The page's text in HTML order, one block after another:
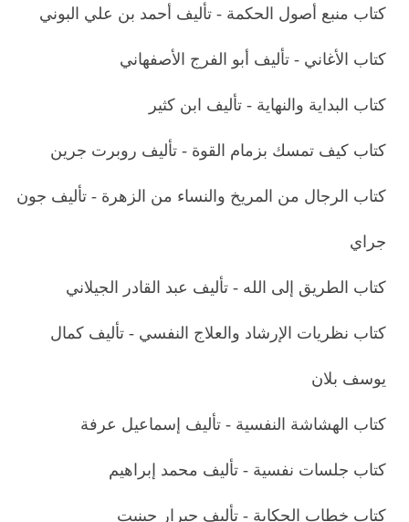
كتاب منبع أصول الحكمة - تأليف أحمد بن علي البوني
كتاب الأغاني - تأليف أبو الفرج الأصفهاني
كتاب البداية والنهاية - تأليف ابن كثير
كتاب كيف تمسك بزمام القوة - تأليف روبرت جرين
كتاب الرجال من المريخ والنساء من الزهرة - تأليف جون
جراي
كتاب الطريق إلى الله - تأليف عبد القادر الجيلاني
كتاب نظريات الإرشاد والعلاج النفسي - تأليف كمال
يوسف بلان
كتاب الهشاشة النفسية - تأليف إسماعيل عرفة
كتاب جلسات نفسية - تأليف محمد إبراهيم
كتاب خطاب الحكاية - تأليف جيرار جينيت